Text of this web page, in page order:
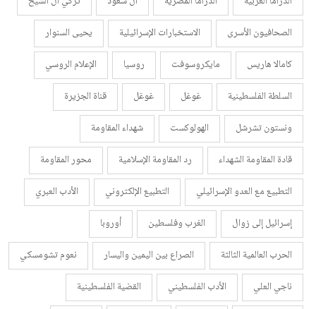
الصحافيون الأسرى
الاستخبارات الإسرائيلية
يحيى السنوار
كامالا هاريس
مايكروسوفت روسيا
الإعلام الروسي
السلطة الفلسطينية
غوغل غوغل
قناة الجزيرة
ونستون تشرشل
الهولوكست
شهداء المقاومة
قادة المقاومة الشهداء
رد المقاومة الإسلامية
محور المقاومة
التطبيع مع العدو الإسرائيلي
التطبيع الإلكتروني
الأدب العبري
إسرائيل إلى زوال
الغرب وفلسطين
أوروبا
الحرب العالمية الثالثة
الصراع بين اليمين واليسار
نعوم تشومسكي
ناجي العلي
الأدب الفلسطيني
القضية الفلسطينية